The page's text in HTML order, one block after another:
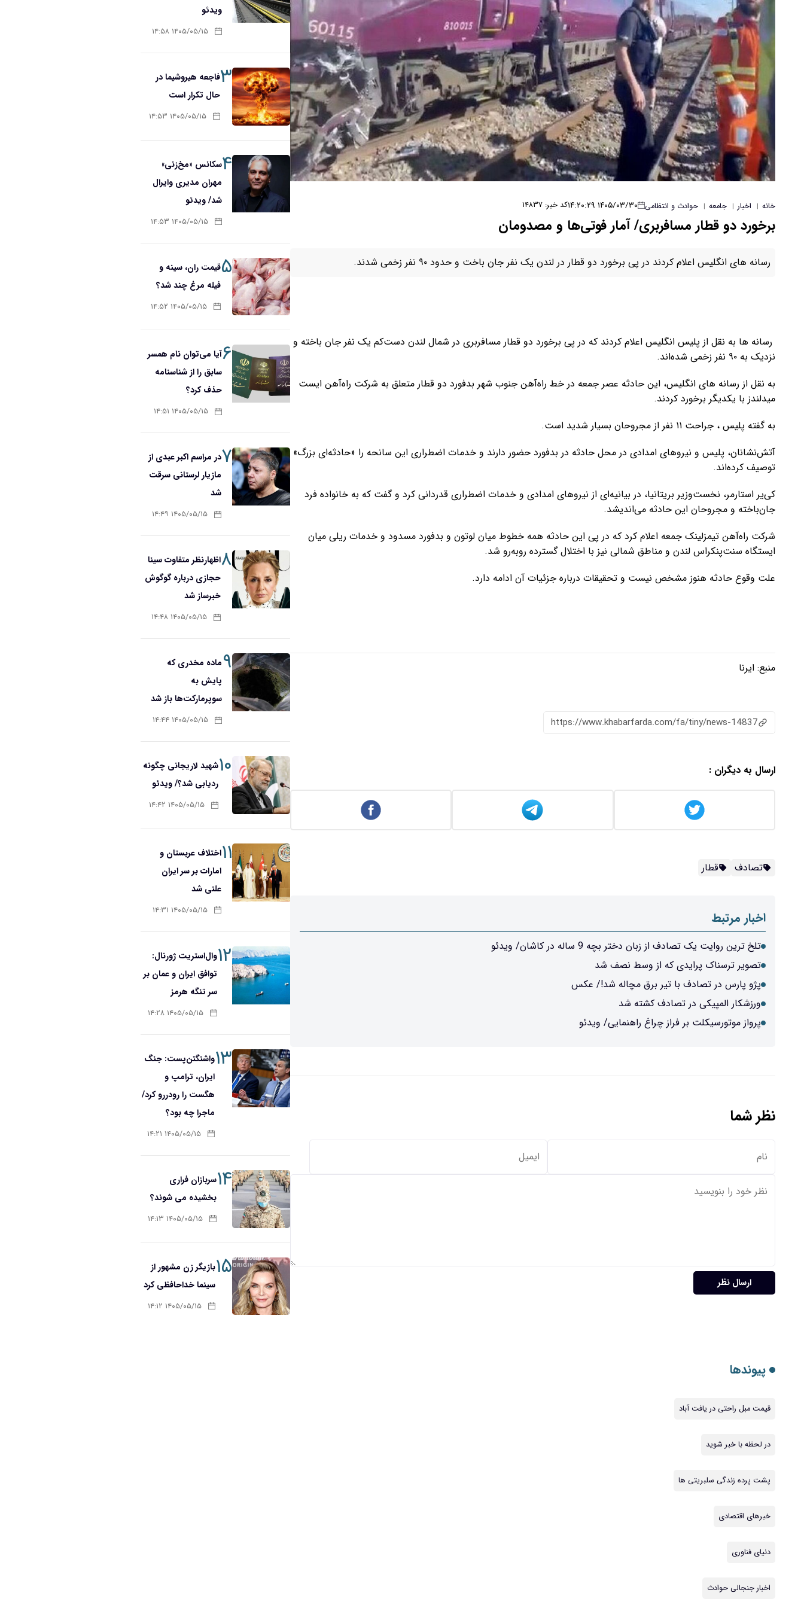
خانه | اخبار | جامعه | حوادث و انتظامی ۱۴۰۵/۰۳/۳۰ ۱۴:۲۰:۲۹ کد خبر: ۱۴۸۳۷
برخورد دو قطار مسافربری/ آمار فوتی‌ها و مصدومان
رسانه های انگلیس اعلام کردند در پی برخورد دو قطار در لندن یک نفر جان باخت و حدود ۹۰ نفر زخمی شدند.
رسانه ها به نقل از پلیس انگلیس اعلام کردند که در پی برخورد دو قطار مسافربری در شمال لندن دست‌کم یک نفر جان باخته و
نزدیک به ۹۰ نفر زخمی شده‌اند.
به نقل از رسانه های انگلیس، این حادثه عصر جمعه در خط راه‌آهن جنوب شهر بدفورد دو قطار متعلق به شرکت راه‌آهن ایست
میدلندز با یکدیگر برخورد کردند.
به گفته پلیس ، جراحت ۱۱ نفر از مجروحان بسیار شدید است.
آتش‌نشانان، پلیس و نیروهای امدادی در محل حادثه در بدفورد حضور دارند و خدمات اضطراری این سانحه را «حادثه‌ای بزرگ»
توصیف کرده‌اند.
کی‌یر استارمر، نخست‌وزیر بریتانیا، در بیانیه‌ای از نیروهای امدادی و خدمات اضطراری قدردانی کرد و گفت که به خانواده فرد
جان‌باخته و مجروحان این حادثه می‌اندیشد.
شرکت راه‌آهن تیمزلینک جمعه اعلام کرد که در پی این حادثه همه خطوط میان لوتون و بدفورد مسدود و خدمات ریلی میان
ایستگاه سنت‌پنکراس لندن و مناطق شمالی نیز با اختلال گسترده روبه‌رو شد.
علت وقوع حادثه هنوز مشخص نیست و تحقیقات درباره جزئیات آن ادامه دارد.
منبع: ایرنا
https://www.khabarfarda.com/fa/tiny/news-14837
ارسال به دیگران :
تصادف قطار
اخبار مرتبط
تلخ ترین روایت یک تصادف از زبان دختر بچه 9 ساله در کاشان/ ویدئو
تصویر ترسناک پرایدی که از وسط نصف شد
پژو پارس در تصادف با تیر برق مچاله شد!/ عکس
ورزشکار المپیکی در تصادف کشته شد
پرواز موتورسیکلت بر فراز چراغ راهنمایی/ ویدئو
نظر شما
ارسال نظر
ویدئو
۱۴۰۵/۰۵/۱۵ ۱۴:۵۸
۳فاجعه هیروشیما در
حال تکرار است
۱۴۰۵/۰۵/۱۵ ۱۴:۵۳
۴سکانس «مخ‌زنی»
مهران مدیری وایرال
شد/ ویدئو
۱۴۰۵/۰۵/۱۵ ۱۴:۵۳
۵قیمت ران، سینه و
فیله مرغ چند شد؟
۱۴۰۵/۰۵/۱۵ ۱۴:۵۲
۶آیا می‌توان نام همسر
سابق را از شناسنامه
حذف کرد؟
۱۴۰۵/۰۵/۱۵ ۱۴:۵۱
۷در مراسم اکبر عبدی از
مازیار لرستانی سرقت
شد
۱۴۰۵/۰۵/۱۵ ۱۴:۴۹
۸اظهارنظر متفاوت سینا
حجازی درباره گوگوش
خبرساز شد
۱۴۰۵/۰۵/۱۵ ۱۴:۴۸
۹ماده مخدری که
پایش به
سوپرمارکت‌ها باز شد
۱۴۰۵/۰۵/۱۵ ۱۴:۴۴
۱۰شهید لاریجانی چگونه
ردیابی شد؟/ ویدئو
۱۴۰۵/۰۵/۱۵ ۱۴:۴۲
۱۱اختلاف عربستان و
امارات بر سر ایران
علنی شد
۱۴۰۵/۰۵/۱۵ ۱۴:۳۱
۱۲وال‌استریت ژورنال:
توافق ایران و عمان بر
سر تنگه هرمز
۱۴۰۵/۰۵/۱۵ ۱۴:۲۸
۱۳واشنگتن‌پست: جنگ
ایران، ترامپ و
هگست را رودررو کرد/
ماجرا چه بود؟
۱۴۰۵/۰۵/۱۵ ۱۴:۲۱
۱۴سربازان فراری
بخشیده می شوند؟
۱۴۰۵/۰۵/۱۵ ۱۴:۱۳
۱۵بازیگر زن مشهور از
سینما خداحافظی کرد
۱۴۰۵/۰۵/۱۵ ۱۴:۱۲
پیوندها
قیمت مبل راحتی در یافت آباد
در لحظه با خبر شوید
پشت پرده زندگی سلبریتی ها
خبرهای اقتصادی
دنیای فناوری
اخبار جنجالی حوادث